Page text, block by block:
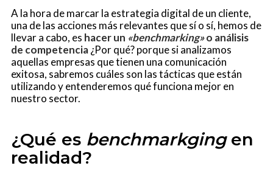
A la hora de marcar la estrategia digital de un cliente,
una de las acciones más relevantes que sí o sí, hemos de
llevar a cabo, es hacer un «benchmarking»o análisis
de competencia¿Por qué? porque si analizamos
aquellas empresas que tienen una comunicación
exitosa, sabremos cuáles son las tácticas que están
utilizando y entenderemos qué funciona mejor en
nuestro sector.
¿Qué es benchmarkgingen
realidad?